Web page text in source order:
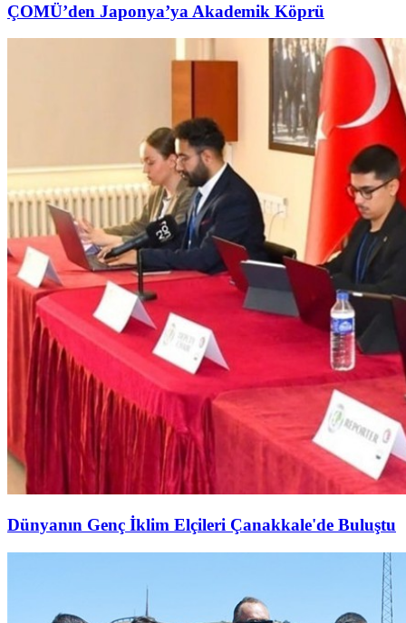
ÇOMÜ’den Japonya’ya Akademik Köprü
Dünyanın Genç İklim Elçileri Çanakkale'de Buluştu